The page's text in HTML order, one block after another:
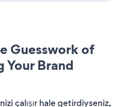
Guesswork of
Your Brand
çalışır hale getirdiyseniz,